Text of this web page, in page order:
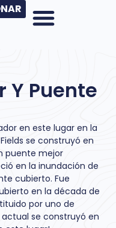
Y Puente
en este lugar en la
se construyó en
puente mejor
en la inundación de
cubierto. Fue
en la década de
por uno de
se construyó en